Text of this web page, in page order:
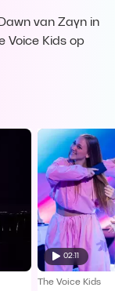
van Zayn in
Voice Kids op
02:11
The Voice Kids